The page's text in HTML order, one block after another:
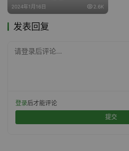
2024年1月16日 2.6K
发表回复
请登录后评论...
登录后才能评论
提交